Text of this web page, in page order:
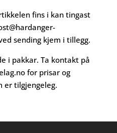
fins i kan tingast
sending kjem i tillegg.
i pakkar. Ta kontakt på
for prisar og
er tilgjengeleg.